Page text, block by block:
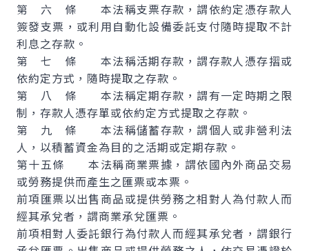
第 六 條 本法稱支票存款，謂依約定憑存款人
簽發支票，或利用自動化設備委託支付隨時提取不計
利息之存款。
第 七 條 本法稱活期存款，謂存款人憑存摺或
依約定方式，隨時提取之存款。
第 八 條 本法稱定期存款，謂有一定時期之限
制，存款人憑存單或依約定方式提取之存款。
第 九 條 本法稱儲蓄存款，謂個人或非營利法
人，以積蓄資金為目的之活期或定期存款。
第十五條 本法稱商業票據，謂依國內外商品交易
或勞務提供而產生之匯票或本票。
前項匯票以出售商品或提供勞務之相對人為付款人而
經其承兌者，謂商業承兌匯票。
前項相對人委託銀行為付款人而經其承兌者，謂銀行